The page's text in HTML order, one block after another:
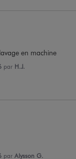
en machine
par H.J.
par Alysson G.